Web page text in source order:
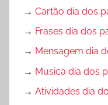
→ Cartão dia dos
→ Frases dia dos
→ Mensagem dia
→ Musica dia dos
→ Atividades dia